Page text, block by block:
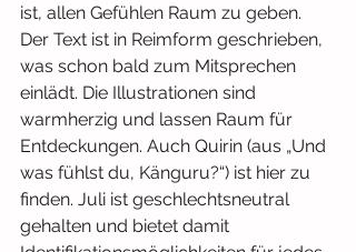
ist, allen Gefühlen Raum zu geben.
Der Text ist in Reimform geschrieben,
was schon bald zum Mitsprechen
einlädt. Die Illustrationen sind
warmherzig und lassen Raum für
Entdeckungen. Auch Quirin (aus „Und
was fühlst du, Känguru?“) ist hier zu
finden. Juli ist geschlechtsneutral
gehalten und bietet damit